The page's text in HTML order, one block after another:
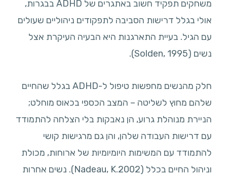
משחקים תפקיד חשוב באתגרים של ADHD בבגרות,
אולי בגלל דרישות הסביבה לתפקודים ניהוליים שעולים
עם הגיל. בעיית התארגנות היא הבעיה העיקרת אצל
נשים (Solden, 1995).
חלק מהנשים מחפשות טיפול ל-ADHD בגלל שהחיים
שלהם מחוץ לשליטה – המצב הכספי בכאוס מוחלט;
הניירת מנוהלת גרוע, הן נאבקות בלי הצלחה להתמודד
עם דרישות העבודה שלהן, והן גם מרגישות קושי
להתמודד עם המשימות היומיומיות של ארוחות, מכולת
וניהול החיים בכלל (Nadeau, K.2002). נשים אחרות